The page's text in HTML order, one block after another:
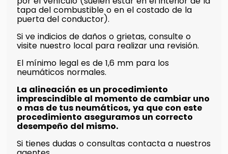
tapa del combustible o en el costado de la
puerta del conductor).
Si ve indicios de daños o grietas, consulte o
visite nuestro local para realizar una revisión.
El mínimo legal es de 1,6 mm para los
neumáticos normales.
La alineación es un procedimiento
imprescindible al momento de cambiar uno
o mas de tus neumáticos, ya que con este
procedimiento aseguramos un correcto
desempeño del mismo.
Si tienes dudas o consultas contacta a nuestros